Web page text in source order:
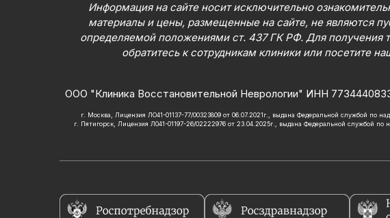
Информация на сайте носит исключительно
материалы и цены, размещенные на сайте, не являются
определяемой положениями ст. 437 ГК РФ. Для получения
обратитесь к сотрудникам клиники или посетите
ООО "Клиника Восстановительной Неврологии" ИНН
г. Москва, Лицензия ЛО41-01137-77/00323809 от 06.07.2021г., выдана Федеральной службой по
г. Пятигорск, Лицензия Л041-01197-26/02222976 от 23.04.2025г., выдана Федеральной службой по